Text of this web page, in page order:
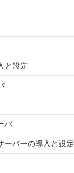
と設定
バ
ーバーの導入と設定